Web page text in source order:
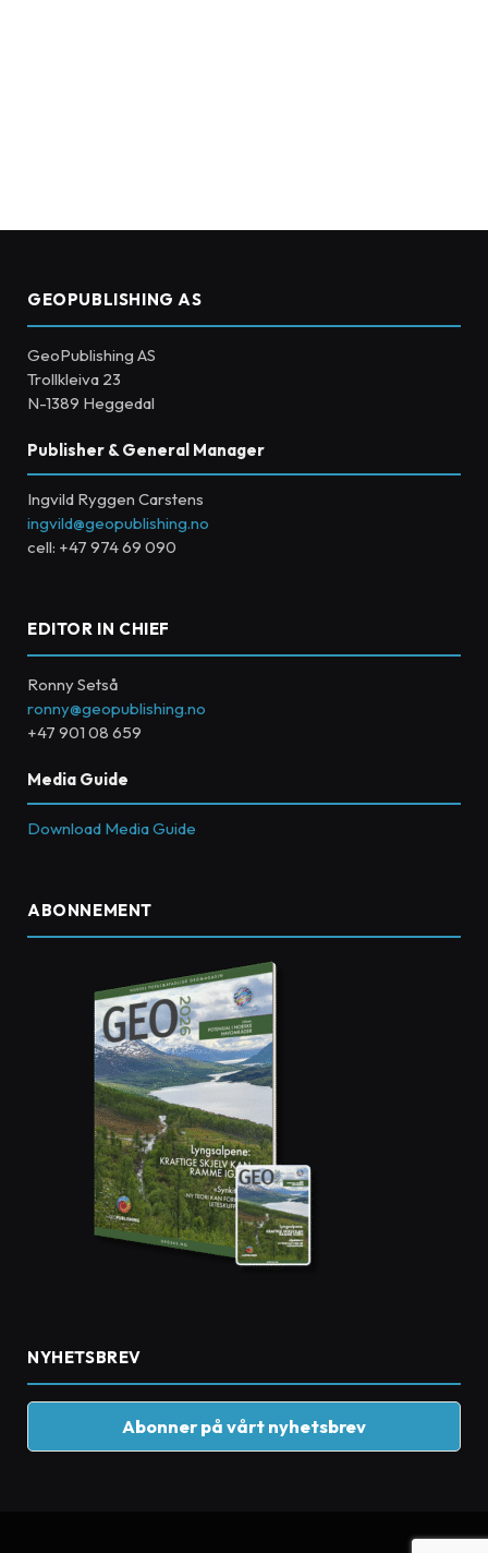
GEOPUBLISHING AS
GeoPublishing AS
Trollkleiva 23
N-1389 Heggedal
Publisher & General Manager
Ingvild Ryggen Carstens
ingvild@geopublishing.no
cell: +47 974 69 090
EDITOR IN CHIEF
Ronny Setså
ronny@geopublishing.no
+47 901 08 659
Media Guide
Download Media Guide
ABONNEMENT
NYHETSBREV
Abonner på vårt nyhetsbrev